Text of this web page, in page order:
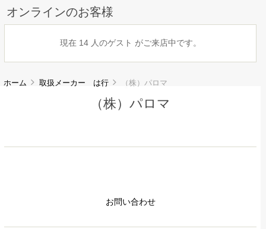
オンラインのお客様
現在 14 人のゲスト がご来店中です。
ホーム 取扱メーカー は行 （株）パロマ
（株）パロマ
お問い合わせ